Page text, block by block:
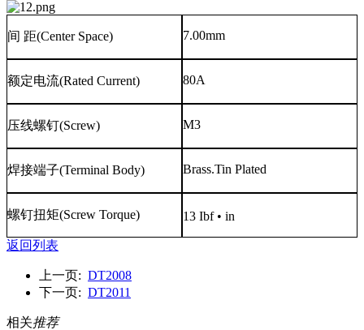
间 距(Center Space) 7.00mm
额定电流(Rated Current) 80A
压线螺钉(Screw) M3
焊接端子(Terminal Body) Brass.Tin Plated
螺钉扭矩(Screw Torque) 13 Ibf • in
返回列表
上一页: DT2008
下一页: DT2011
相关推荐